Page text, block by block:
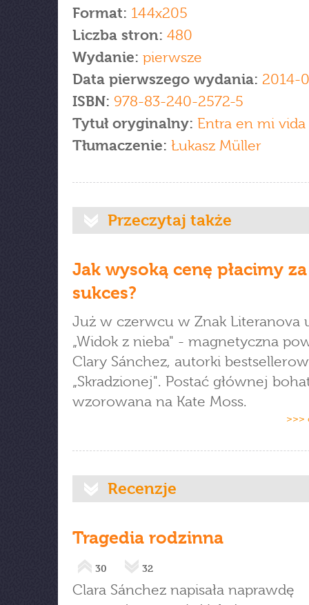
Format: 144x205
Liczba stron: 480
Wydanie: pierwsze
Data pierwszego wydania: 2014-
ISBN: 978-83-240-2572-5
Tytuł oryginalny: Entra en mi vida
Tłumaczenie: Łukasz Müller
Przeczytaj także
Jak wysoką cenę płacimy za
sukces?
Już w czerwcu w Znak Literanova
„Widok z nieba" - magnetyczna
Clary Sánchez, autorki
„Skradzionej". Postać głównej
wzorowana na Kate Moss.
>>>
Recenzje
Tragedia rodzinna
30 32
Clara Sánchez napisała naprawdę